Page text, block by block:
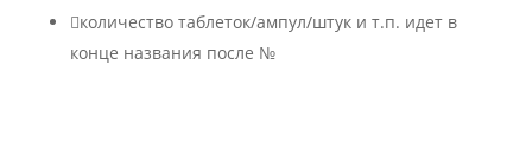
количество таблеток/ампул/штук и т.п. идет в
конце названия после №